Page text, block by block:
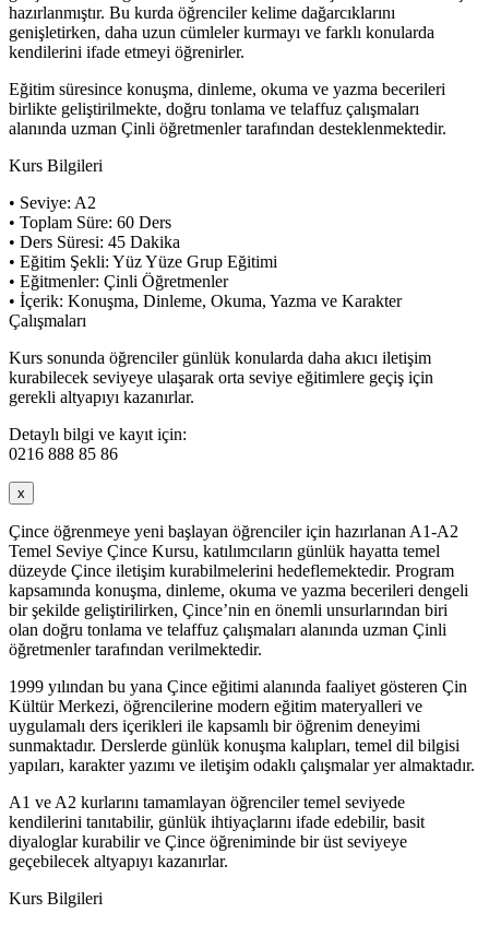
hazırlanmıştır. Bu kurda öğrenciler kelime dağarcıklarını
genişletirken, daha uzun cümleler kurmayı ve farklı konularda
kendilerini ifade etmeyi öğrenirler.
Eğitim süresince konuşma, dinleme, okuma ve yazma becerileri
birlikte geliştirilmekte, doğru tonlama ve telaffuz çalışmaları
alanında uzman Çinli öğretmenler tarafından desteklenmektedir.
Kurs Bilgileri
• Seviye: A2
• Toplam Süre: 60 Ders
• Ders Süresi: 45 Dakika
• Eğitim Şekli: Yüz Yüze Grup Eğitimi
• Eğitmenler: Çinli Öğretmenler
• İçerik: Konuşma, Dinleme, Okuma, Yazma ve Karakter
Çalışmaları
Kurs sonunda öğrenciler günlük konularda daha akıcı iletişim
kurabilecek seviyeye ulaşarak orta seviye eğitimlere geçiş için
gerekli altyapıyı kazanırlar.
Detaylı bilgi ve kayıt için:
0216 888 85 86
x
Çince öğrenmeye yeni başlayan öğrenciler için hazırlanan A1-A2
Temel Seviye Çince Kursu, katılımcıların günlük hayatta temel
düzeyde Çince iletişim kurabilmelerini hedeflemektedir. Program
kapsamında konuşma, dinleme, okuma ve yazma becerileri dengeli
bir şekilde geliştirilirken, Çince’nin en önemli unsurlarından biri
olan doğru tonlama ve telaffuz çalışmaları alanında uzman Çinli
öğretmenler tarafından verilmektedir.
1999 yılından bu yana Çince eğitimi alanında faaliyet gösteren Çin
Kültür Merkezi, öğrencilerine modern eğitim materyalleri ve
uygulamalı ders içerikleri ile kapsamlı bir öğrenim deneyimi
sunmaktadır. Derslerde günlük konuşma kalıpları, temel dil bilgisi
yapıları, karakter yazımı ve iletişim odaklı çalışmalar yer almaktadır.
A1 ve A2 kurlarını tamamlayan öğrenciler temel seviyede
kendilerini tanıtabilir, günlük ihtiyaçlarını ifade edebilir, basit
diyaloglar kurabilir ve Çince öğreniminde bir üst seviyeye
geçebilecek altyapıyı kazanırlar.
Kurs Bilgileri